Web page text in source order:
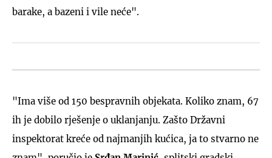
barake, a bazeni i vile neće".
"Ima više od 150 bespravnih objekata. Koliko znam, 67
ih je dobilo rješenje o uklanjanju. Zašto Državni
inspektorat kreće od najmanjih kućica, ja to stvarno ne